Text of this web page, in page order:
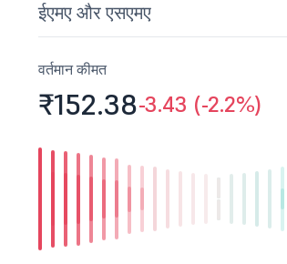
ईएमए और एसएमए
वर्तमान कीमत
₹152.38-3.43 (-2.2%)